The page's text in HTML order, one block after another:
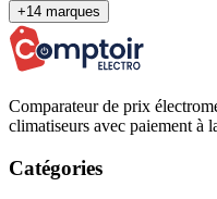
+14 marques
Comparateur de prix
climatiseurs avec paiement à
Catégories